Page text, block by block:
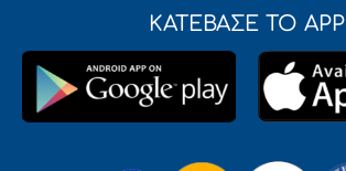
ΚΑΤΕΒΑΣΕ ΤΟ APP